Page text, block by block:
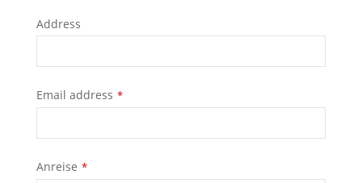
Address
Email address *
Anreise *